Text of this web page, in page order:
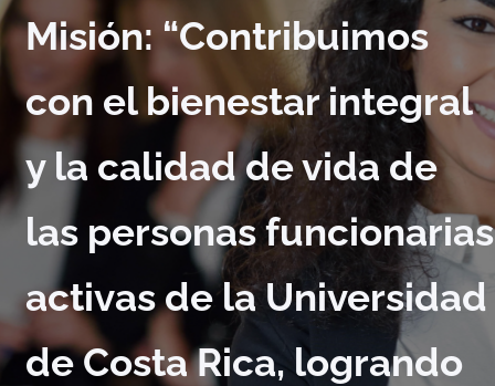
Misión: “Contribuimos
con el bienestar integral
y la calidad de vida de
las personas funcionarias
activas de la Universidad
de Costa Rica, logrando